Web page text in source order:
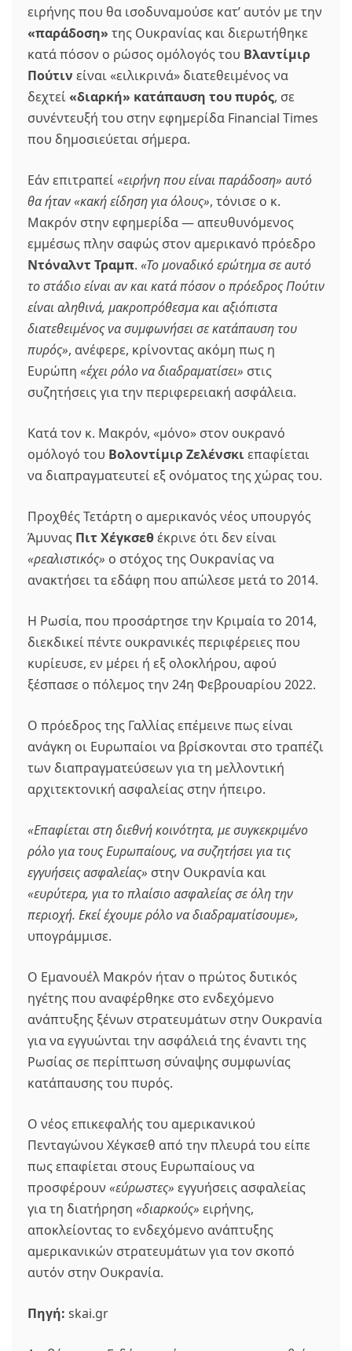
ειρήνης που θα ισοδυναμούσε κατ’ αυτόν με την
«παράδοση» της Ουκρανίας και διερωτήθηκε
κατά πόσον ο ρώσος ομόλογός του Βλαντίμιρ
Πούτιν είναι «ειλικρινά» διατεθειμένος να
δεχτεί«διαρκή» κατάπαυση του πυρός, σε
συνέντευξή του στην εφημερίδα Financial Times
που δημοσιεύεται σήμερα.
Εάν επιτραπεί«ειρήνη που είναι παράδοση» αυτό
θα ήταν «κακή είδηση για όλους», τόνισε ο κ.
Μακρόν στην εφημερίδα — απευθυνόμενος
εμμέσως πλην σαφώς στον αμερικανό πρόεδρο
Ντόναλντ Τραμπ. «Το μοναδικό ερώτημα σε αυτό
το στάδιο είναι αν και κατά πόσον ο πρόεδρος Πούτιν
είναι αληθινά, μακροπρόθεσμα και αξιόπιστα
διατεθειμένος να συμφωνήσει σε κατάπαυση του
πυρός», ανέφερε, κρίνοντας ακόμη πως η
Ευρώπη «έχει ρόλο να διαδραματίσει» στις
συζητήσεις για την περιφερειακή ασφάλεια.
Κατά τον κ. Μακρόν, «μόνο» στον ουκρανό
ομόλογό του Βολοντίμιρ Ζελένσκιεπαφίεται
να διαπραγματευτεί εξ ονόματος της χώρας του.
Προχθές Τετάρτη ο αμερικανός νέος υπουργός
Άμυνας Πιτ Χέγκσεθέκρινε ότι δεν είναι
«ρεαλιστικός» ο στόχος της Ουκρανίας να
ανακτήσει τα εδάφη που απώλεσε μετά το 2014.
Η Ρωσία, που προσάρτησε την Κριμαία το 2014,
διεκδικεί πέντε ουκρανικές περιφέρειες που
κυρίευσε, εν μέρει ή εξ ολοκλήρου, αφού
ξέσπασε ο πόλεμος την 24η Φεβρουαρίου 2022.
Ο πρόεδρος της Γαλλίας επέμεινε πως είναι
ανάγκη οι Ευρωπαίοι να βρίσκονται στο τραπέζι
των διαπραγματεύσεων για τη μελλοντική
αρχιτεκτονική ασφαλείας στην ήπειρο.
«Επαφίεται στη διεθνή κοινότητα, με συγκεκριμένο
ρόλο για τους Ευρωπαίους, να συζητήσει για τις
εγγυήσεις ασφαλείας» στην Ουκρανία και
«ευρύτερα, για το πλαίσιο ασφαλείας σε όλη την
περιοχή. Εκεί έχουμε ρόλο να διαδραματίσουμε»,
υπογράμμισε.
Ο Εμανουέλ Μακρόν ήταν ο πρώτος δυτικός
ηγέτης που αναφέρθηκε στο ενδεχόμενο
ανάπτυξης ξένων στρατευμάτων στην Ουκρανία
για να εγγυώνται την ασφάλειά της έναντι της
Ρωσίας σε περίπτωση σύναψης συμφωνίας
κατάπαυσης του πυρός.
Ο νέος επικεφαλής του αμερικανικού
Πενταγώνου Χέγκσεθ από την πλευρά του είπε
πως επαφίεται στους Ευρωπαίους να
προσφέρουν «εύρωστες» εγγυήσεις ασφαλείας
για τη διατήρηση «διαρκούς» ειρήνης,
αποκλείοντας το ενδεχόμενο ανάπτυξης
αμερικανικών στρατευμάτων για τον σκοπό
αυτόν στην Ουκρανία.
Πηγή: skai.gr